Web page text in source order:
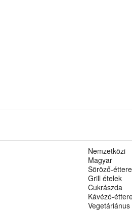
Nemzetközi
Magyar
Söröző-
Grill ételek
Cukrászda
Kávézó-